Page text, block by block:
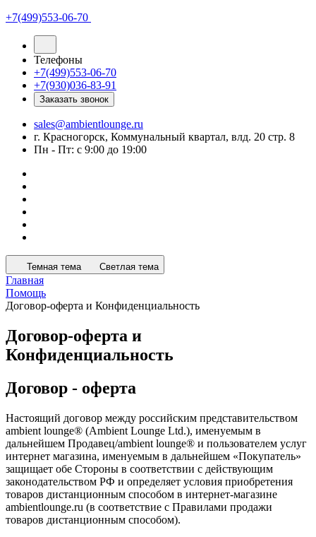
+7(499)553-06-70
Телефоны
+7(499)553-06-70
+7(930)036-83-91
Заказать звонок
sales@ambientlounge.ru
г. Красногорск, Коммунальный квартал, влд. 20 стр. 8
Пн - Пт: с 9:00 до 19:00
Темная тема Светлая тема
Главная
Помощь
Договор-оферта и Конфиденциальность
Договор-оферта и
Конфиденциальность
Договор - оферта
Настоящий договор между российским представительством
ambient lounge® (Ambient Lounge Ltd.), именуемым в
дальнейшем Продавец/ambient lounge® и пользователем услуг
интернет магазина, именуемым в дальнейшем «Покупатель»
защищает обе Стороны в соответствии с действующим
законодательством РФ и определяет условия приобретения
товаров дистанционным способом в интернет-магазине
ambientlounge.ru (в соответствие с Правилами продажи
товаров дистанционным способом).